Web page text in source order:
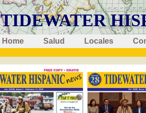
TIDEWATER
Home Salud Locales